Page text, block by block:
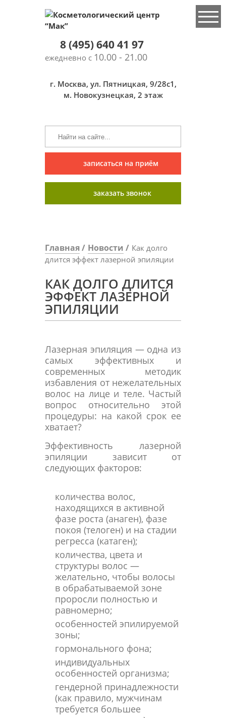
8 (495) 640 41 97
ежедневно с 10.00 - 21.00
г. Москва, ул. Пятницкая, 9/28с1,
м. Новокузнецкая, 2 этаж
записаться на приём
заказать звонок
Главная Новости
Как долго
длится эффект лазерной эпиляции
КАК ДОЛГО ДЛИТСЯ
ЭФФЕКТ ЛАЗЕРНОЙ
ЭПИЛЯЦИИ
Лазерная эпиляция — одна из
самых эффективных и
современных методик
избавления от нежелательных
волос на лице и теле. Частый
вопрос относительно этой
процедуры: на какой срок ее
хватает?
Эффективность лазерной
эпиляции зависит от
следующих факторов:
количества волос,
находящихся в активной
фазе роста (анаген), фазе
покоя (телоген) и на стадии
регресса (катаген);
количества, цвета и
структуры волос —
желательно, чтобы волосы
в обрабатываемой зоне
проросли полностью и
равномерно;
особенностей эпилируемой
зоны;
гормонального фона;
индивидуальных
особенностей организма;
гендерной принадлежности
(как правило, мужчинам
требуется большее